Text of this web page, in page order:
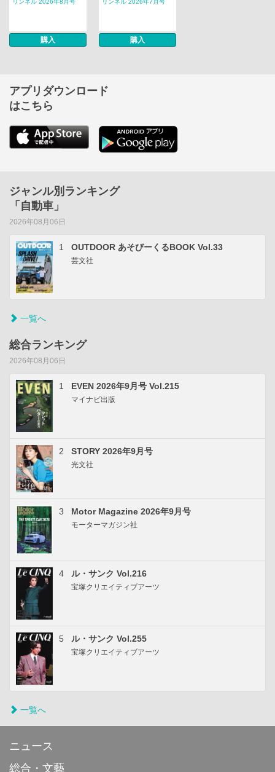
リンネル 2026年8月号
購入
リンネル 2026年7月号
購入
アプリダウンロード
はこちら
ジャンル別ランキング
「自動車」
2026年08月06日
1 OUTDOOR あそびーくるBOOK Vol.33
芸文社
一覧へ
総合ランキング
2026年08月06日
1 EVEN 2026年9月号 Vol.215
マイナビ出版
2 STORY 2026年9月号
光文社
3 Motor Magazine 2026年9月号
モーターマガジン社
4 ル・サンク Vol.216
宝塚クリエイティブアーツ
5 ル・サンク Vol.255
宝塚クリエイティブアーツ
一覧へ
ニュース
総合・文藝